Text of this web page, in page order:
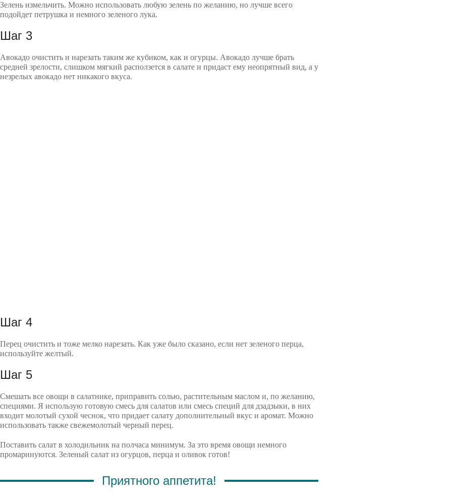
Зелень измельчить. Можно использовать любую зелень по желанию, но лучше всего
подойдет петрушка и немного зеленого лука.
Шаг 3
Авокадо очистить и нарезать таким же кубиком, как и огурцы. Авокадо лучше брать
средней зрелости, слишком мягкий расползется в салате и придаст ему неопрятный вид, а у
незрелых авокадо нет никакого вкуса.
Шаг 4
Перец очистить и тоже мелко нарезать. Как уже было сказано, если нет зеленого перца,
используйте желтый.
Шаг 5
Смешать все овощи в салатнике, приправить солью, растительным маслом и, по желанию,
специями. Я использую готовую смесь для салатов или смесь специй для дзадзыки, в них
входит молотый сухой чеснок, что придает салату дополнительный вкус и аромат. Можно
использовать также свежемолотый черный перец.
Поставить салат в холодильник на полчаса минимум. За это время овощи немного
промаринуются. Зеленый салат из огурцов, перца и оливок готов!
Приятного аппетита!